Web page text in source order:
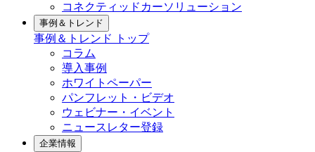
コネクティッドカーソリューション
事例＆トレンド
事例＆トレンド トップ
コラム
導入事例
ホワイトペーパー
パンフレット・ビデオ
ウェビナー・イベント
ニュースレター登録
企業情報